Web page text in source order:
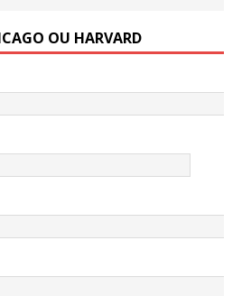
OU HARVARD